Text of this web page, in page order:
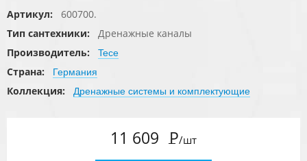
Артикул:
600700.
Тип сантехники:
Дренажные каналы
Производитель:
Tece
Страна: Германия
Коллекция: Дренажные системы и комплектующие
11 609 Р/шт